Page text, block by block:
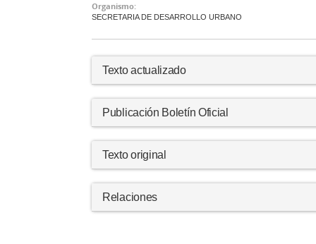
Organismo:
SECRETARIA DE DESARROLLO URBANO
Texto actualizado
Publicación Boletín Oficial
Texto original
Relaciones